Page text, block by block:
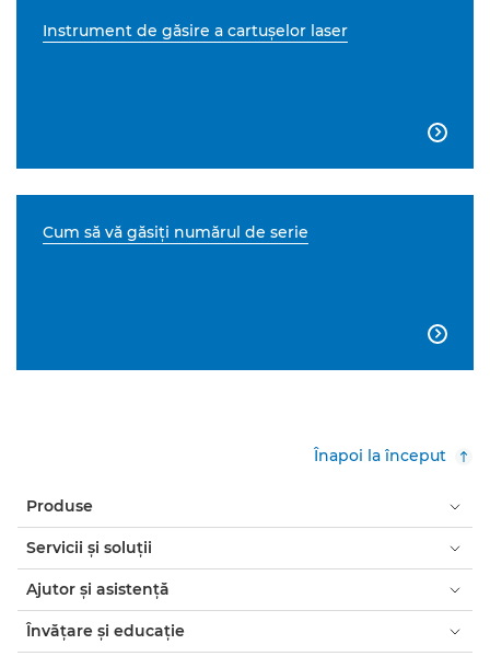
Instrument de găsire a cartuşelor laser

Cum să vă găsiţi numărul de serie

Înapoi la început
Produse
Servicii şi soluţii
Ajutor şi asistenţă
Învăţare şi educaţie